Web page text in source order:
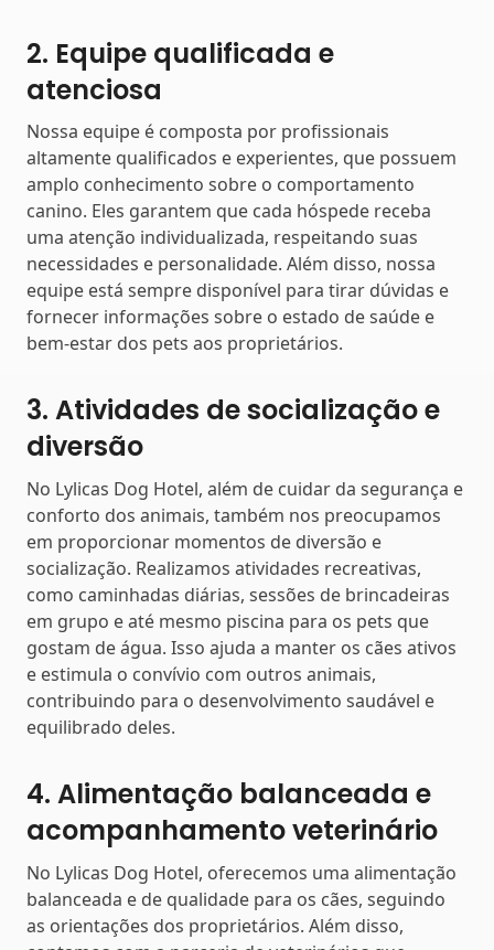
2. Equipe qualificada e
atenciosa
Nossa equipe é composta por profissionais
altamente qualificados e experientes, que possuem
amplo conhecimento sobre o comportamento
canino. Eles garantem que cada hóspede receba
uma atenção individualizada, respeitando suas
necessidades e personalidade. Além disso, nossa
equipe está sempre disponível para tirar dúvidas e
fornecer informações sobre o estado de saúde e
bem-estar dos pets aos proprietários.
3. Atividades de socialização e
diversão
No Lylicas Dog Hotel, além de cuidar da segurança e
conforto dos animais, também nos preocupamos
em proporcionar momentos de diversão e
socialização. Realizamos atividades recreativas,
como caminhadas diárias, sessões de brincadeiras
em grupo e até mesmo piscina para os pets que
gostam de água. Isso ajuda a manter os cães ativos
e estimula o convívio com outros animais,
contribuindo para o desenvolvimento saudável e
equilibrado deles.
4. Alimentação balanceada e
acompanhamento veterinário
No Lylicas Dog Hotel, oferecemos uma alimentação
balanceada e de qualidade para os cães, seguindo
as orientações dos proprietários. Além disso,